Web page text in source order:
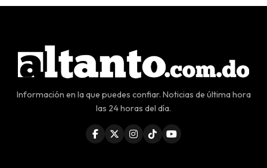
Información en la que puedes confiar. Noticias de última hora
las 24 horas del día.